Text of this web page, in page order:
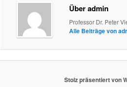
Über admin
Professor Dr. Peter
Alle Beiträge von
Stolz präsentiert von